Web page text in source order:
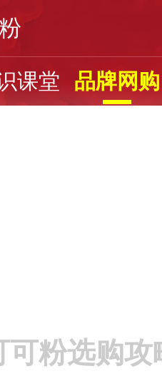
课堂 品牌网购
可粉选购攻